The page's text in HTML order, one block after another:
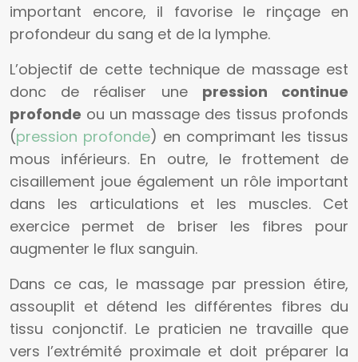
important encore, il favorise le rinçage en
profondeur du sang et de la lymphe.
L’objectif de cette technique de massage est
donc de réaliser une pression continue
profonde ou un massage des tissus profonds
(pression profonde) en comprimant les tissus
mous inférieurs. En outre, le frottement de
cisaillement joue également un rôle important
dans les articulations et les muscles. Cet
exercice permet de briser les fibres pour
augmenter le flux sanguin.
Dans ce cas, le massage par pression étire,
assouplit et détend les différentes fibres du
tissu conjonctif. Le praticien ne travaille que
vers l’extrémité proximale et doit préparer la